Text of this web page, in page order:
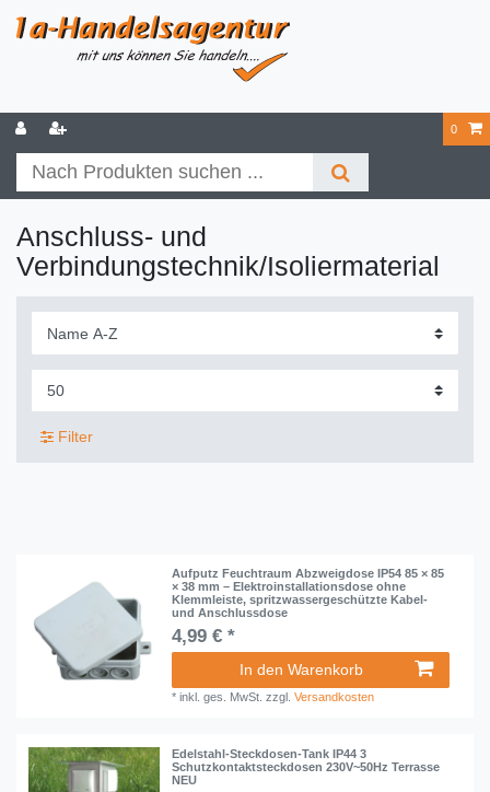
0
Anschluss- und
Verbindungstechnik/Isoliermaterial
Filter
Aufputz Feuchtraum Abzweigdose IP54 85 × 85
× 38 mm – Elektroinstallationsdose ohne
Klemmleiste, spritzwassergeschützte Kabel-
und Anschlussdose
4,99 € *
In den Warenkorb
*inkl. ges. MwSt. zzgl.Versandkosten
Edelstahl-Steckdosen-Tank IP44 3
Schutzkontaktsteckdosen 230V~50Hz Terrasse
NEU